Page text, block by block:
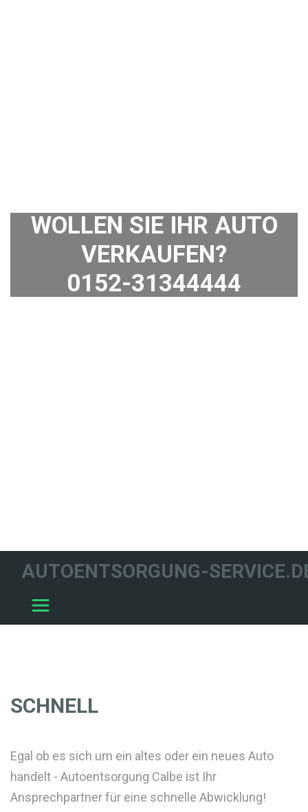
WOLLEN SIE IHR AUTO
VERKAUFEN?
0152-31344444
AUTOENTSORGUNG-
SCHNELL
Egal ob es sich um ein altes oder ein neues Auto
handelt - Autoentsorgung Calbe ist Ihr
Ansprechpartner für eine schnelle Abwicklung!